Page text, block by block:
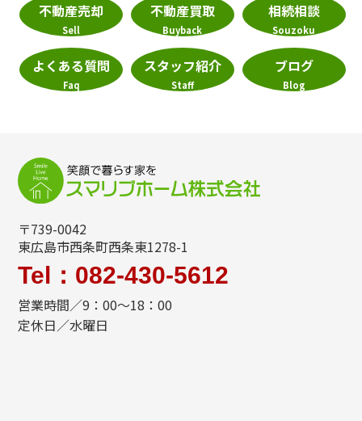
不動産売却
Sell
不動産買取
Buyback
相続相談
Souzoku
よくある質問
Faq
スタッフ紹介
Staff
ブログ
Blog
〒739-0042
東広島市西条町西条東1278-1
Tel：082-430-5612
営業時間／9：00～18：00
定休日／水曜日